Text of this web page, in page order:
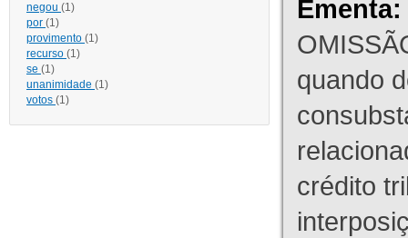
negou (1)
por (1)
provimento (1)
recurso (1)
se (1)
unanimidade (1)
votos (1)
Ementa:
quando
crédito